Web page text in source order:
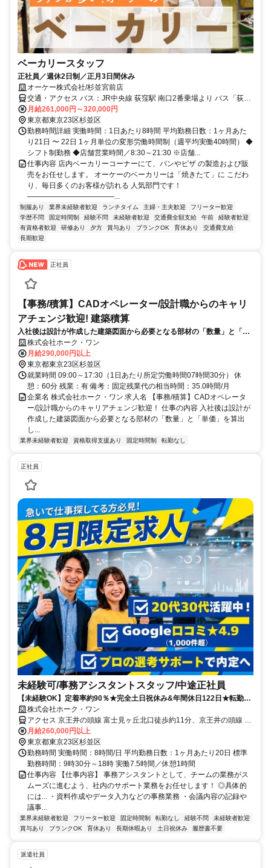
ベーカリースタッフ
正社員／週休2日制／正月3日間休み
オーケー株式会社/杉並宮前店
交通・アクセス バス：JR中央線 荻窪駅 南口2番乗場より バス「荻60
系統 宮前三丁目行き」乗車「春日神社」バス停下車 徒歩約5分。徒
歩：京王井の頭線「富士見ヶ丘」駅 北口より 徒歩約15分。
月給261,000円～320,000円
東京都東京23区杉並区
勤務時間詳細 実働時間：1日あたり8時間 平均勤務日数：1ヶ月あた
り21日 〜 22日 1ヶ月単位の変形労働時間制（週平均実働40時間） ◆
シフト制勤務 ◆店舗営業時間／8:30～21:30 ※店舗...
仕事内容 店内ベーカリーコーナーにて、パンやピザ の製造および販
売をお任せします。 オーケーのベーカリーは「焼きたて」に こだわ
り、毎日多くのお客様が訪れる 人気部門です！
――――――――――――...
制服あり 業界未経験者歓迎 ランチタイム 主婦・主夫歓迎
フリーター歓迎
学歴不問
固定時間制 経験不問 未経験者歓迎 交通費全額支給 午前
経験者歓迎
有資格者歓迎
研修あり 夕方 賞与あり ブランクOK 育休あり
交通費支給
長期歓迎
正社員
【事務/積算】CADオペレーター/設計職からのキャリ
アチェンジ歓迎! 建築積算
入社後は設計が作成した建築図面から必要となる部材の「数量」と「単
価」を算出し、見積もり作成を行っていただきます。材料の調達先や金
額は決まっております。
株式会社ホーク・ワン
月給290,000円以上
東京都東京23区杉並区
就業時間 09:00～17:30（1日あたり所定労働時間07時間30分） 休
憩：60分 残業：有 備考：固定残業代の相当時間：35.0時間/月
企業名 株式会社ホーク・ワン 求人名 【事務/積算】CADオペレータ
ー/設計職からのキャリアチェンジ歓迎！ 仕事の内容 入社後は設計が
作成した建築図面から必要となる部材の「数量」と「単価」を算出
し...
業界未経験者歓迎 資格取得支援あり 固定時間制 転勤なし
正社員
未経験可/事務アシスタントスタッフ/中途正社員
【未経験OK】定着率約90％★完全土日祝休み&年間休日122日★転勤な
し！上場グループで安心して働ける！
株式会社ホーク・ワン
アクセス 京王井の頭線 富士見ヶ丘北口徒歩約11分、京王井の頭線 高
井戸徒歩約17分、京王井の頭線 久我山北口徒歩約16分
月給260,000円以上
東京都東京23区杉並区
勤務時間 実働時間：8時間/日 平均勤務日数：1ヶ月あたり20日 標準
勤務時間：9時30分～18時 実働7.5時間／休憩1時間
仕事内容 【仕事内容】 事務アシスタントとして、チームの業務がス
ムーズに進むよう、社内のサポート業務をお任せします！ ◎具体的
には... ・資料作成やデータ入力などの事務業務 ・会議内容の記録や
議事...
業界未経験者歓迎 フリーター歓迎 固定時間制 転勤なし 経験不問
未経験者歓迎
賞与あり
ブランクOK 育休あり 長期休暇あり 土日祝休み 履歴書不要
派遣社員